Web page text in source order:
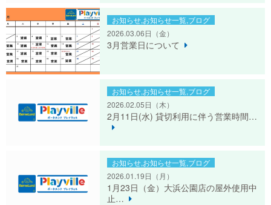
お知らせ,お知らせ一覧,ブログ
2026.03.06日 （金）
3月営業日について
お知らせ,お知らせ一覧,ブログ
2026.02.05日 （木）
2月11日(水) 貸切利用に伴う営業時間…
お知らせ,お知らせ一覧,ブログ
2026.01.19日 （月）
1月23日（金）大浜公園店の屋外使用中
止…